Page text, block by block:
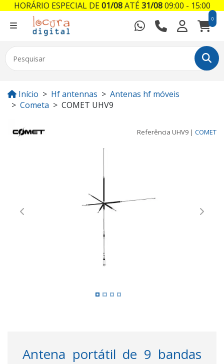
0
Início Hf antennas
Antenas hf móveis
Cometa
COMET UHV9
Referência UHV9 | COMET
Previous Next
Antena portátil de 9 bandas
HORÁRIO ESPECIAL DE01/08ATÉ31/0809:00 - 15:00